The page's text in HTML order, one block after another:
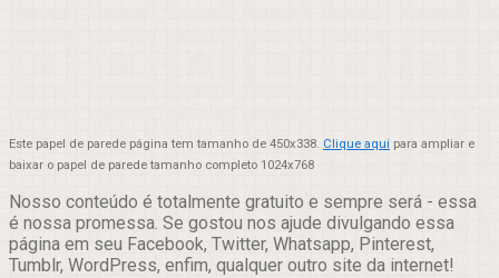
Este papel de parede página tem tamanho de 450x338. Clique aqui para ampliar e
baixar o papel de parede tamanho completo 1024x768
Nosso conteúdo é totalmente gratuito e sempre será - essa
é nossa promessa. Se gostou nos ajude divulgando essa
página em seu Facebook, Twitter, Whatsapp, Pinterest,
Tumblr, WordPress, enfim, qualquer outro site da internet!